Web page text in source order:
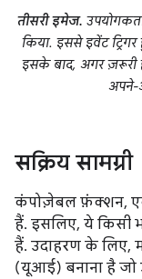
तीसरी इमेज.
किया. इससे इवेंट
इसके बाद, अगर ज़रूरी
अपने-
सक्रिय सामग्री
कंपोज़ेबल फ़ंक्शन,
हैं. इसलिए, ये किसी
हैं. उदाहरण के
(यूआई) बनाना है जो